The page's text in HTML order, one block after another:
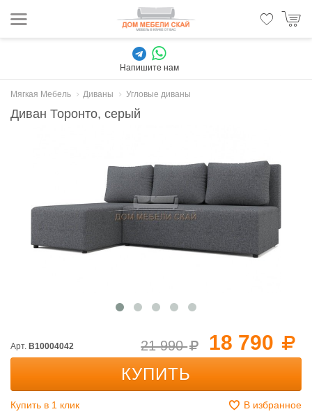
Напишите нам
Мягкая Мебель Диваны Угловые диваны
Диван Торонто, серый
18 790
21 990
Арт. B10004042
КУПИТЬ
Купить в 1 клик В избранное